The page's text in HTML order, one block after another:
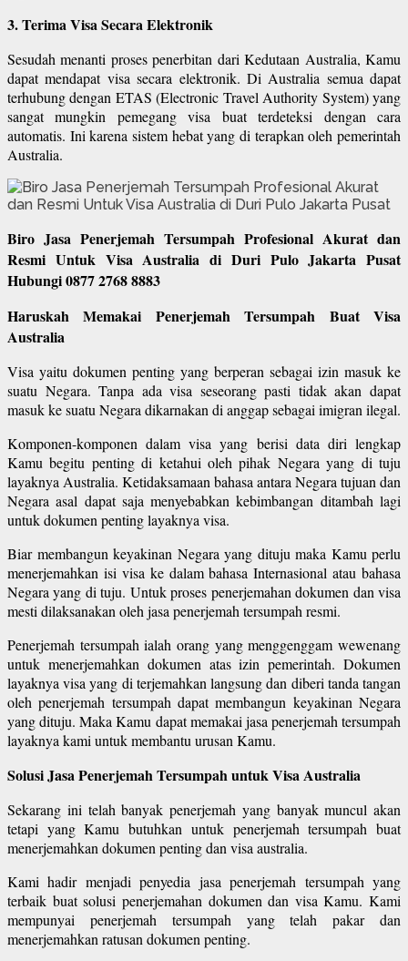
3. Terima Visa Secara Elektronik
Sesudah menanti proses penerbitan dari Kedutaan Australia, Kamu
dapat mendapat visa secara elektronik. Di Australia semua dapat
terhubung dengan ETAS (Electronic Travel Authority System) yang
sangat mungkin pemegang visa buat terdeteksi dengan cara
automatis. Ini karena sistem hebat yang di terapkan oleh pemerintah
Australia.
Biro Jasa Penerjemah Tersumpah Profesional Akurat dan
Resmi Untuk Visa Australia di Duri Pulo Jakarta Pusat
Hubungi 0877 2768 8883
Haruskah Memakai Penerjemah Tersumpah Buat Visa
Australia
Visa yaitu dokumen penting yang berperan sebagai izin masuk ke
suatu Negara. Tanpa ada visa seseorang pasti tidak akan dapat
masuk ke suatu Negara dikarnakan di anggap sebagai imigran ilegal.
Komponen-komponen dalam visa yang berisi data diri lengkap
Kamu begitu penting di ketahui oleh pihak Negara yang di tuju
layaknya Australia. Ketidaksamaan bahasa antara Negara tujuan dan
Negara asal dapat saja menyebabkan kebimbangan ditambah lagi
untuk dokumen penting layaknya visa.
Biar membangun keyakinan Negara yang dituju maka Kamu perlu
menerjemahkan isi visa ke dalam bahasa Internasional atau bahasa
Negara yang di tuju. Untuk proses penerjemahan dokumen dan visa
mesti dilaksanakan oleh jasa penerjemah tersumpah resmi.
Penerjemah tersumpah ialah orang yang menggenggam wewenang
untuk menerjemahkan dokumen atas izin pemerintah. Dokumen
layaknya visa yang di terjemahkan langsung dan diberi tanda tangan
oleh penerjemah tersumpah dapat membangun keyakinan Negara
yang dituju. Maka Kamu dapat memakai jasa penerjemah tersumpah
layaknya kami untuk membantu urusan Kamu.
Solusi Jasa Penerjemah Tersumpah untuk Visa Australia
Sekarang ini telah banyak penerjemah yang banyak muncul akan
tetapi yang Kamu butuhkan untuk penerjemah tersumpah buat
menerjemahkan dokumen penting dan visa australia.
Kami hadir menjadi penyedia jasa penerjemah tersumpah yang
terbaik buat solusi penerjemahan dokumen dan visa Kamu. Kami
mempunyai penerjemah tersumpah yang telah pakar dan
menerjemahkan ratusan dokumen penting.